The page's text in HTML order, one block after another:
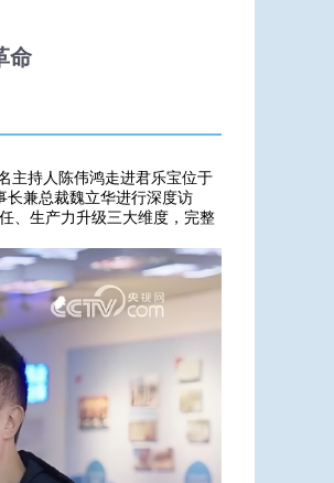
命
主持人陈伟鸿走进君乐宝位于
长兼总裁魏立华进行深度访
、生产力升级三大维度，完整